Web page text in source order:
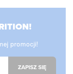
promocji!
ZAPISZ SIĘ